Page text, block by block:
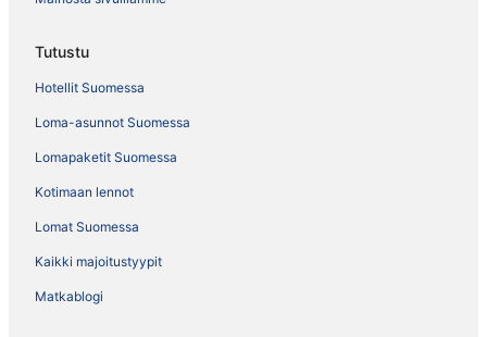
Tutustu
Hotellit Suomessa
Loma-asunnot Suomessa
Lomapaketit Suomessa
Kotimaan lennot
Lomat Suomessa
Kaikki majoitustyypit
Matkablogi